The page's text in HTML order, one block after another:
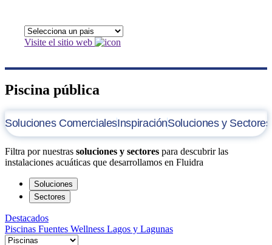
Visite el sitio web
Piscina pública
Soluciones ComercialesInspiraciónSoluciones y Sectores
Filtra por nuestras soluciones y sectores para descubrir las
instalaciones acuáticas que desarrollamos en Fluidra
Soluciones
Sectores
Destacados
Piscinas Fuentes Wellness Lagos y Lagunas